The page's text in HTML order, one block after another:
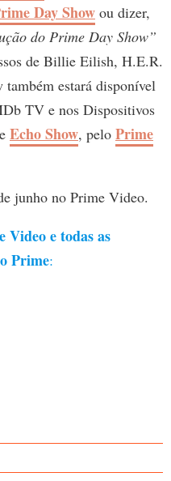
Day Show ou dizer,
do Prime Day Show”
de Billie Eilish, H.E.R.
estará disponível
TV e nos Dispositivos
e Echo Show, pelo Prime
junho no Prime Video.
Video e todas as
Prime: